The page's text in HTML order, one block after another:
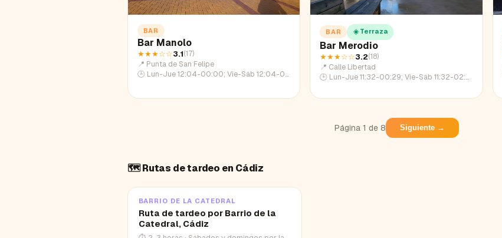
BAR
Bar Manolo
★★★☆☆3.1(17)
📍 Punta de San Felipe
🕒 Lun-Jue 12:04-00:00; Vie-Sáb 12:04-02:18; Dom 12:04-22:46
BAR ☀️ Terraza
Bar Merodio
★★★☆☆3.2(18)
📍 Calle Libertad
🕒 Lun-Jue 11:32-00:29; Vie-Sáb 11:32-02:29; Dom 11:32-22:38
Página 1 de 8 Siguiente →
🗺️ Rutas de tardeo en Cádiz
BARRIO DE LA CATEDRAL
Ruta de tardeo por Barrio de la
Catedral, Cádiz